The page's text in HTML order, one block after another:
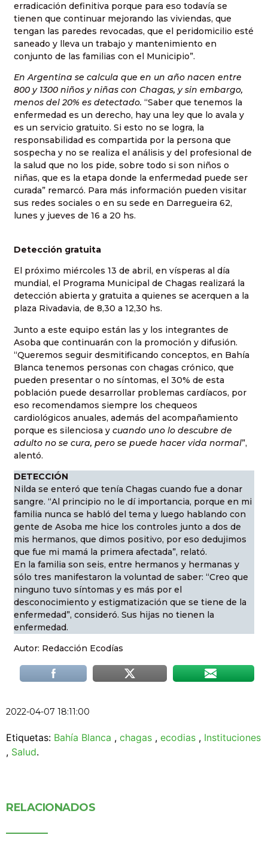
erradicación definitiva porque para eso todavía se
tienen que continuar mejorando las viviendas, que
tengan las paredes revocadas, que el peridomicilio esté
saneado y lleva un trabajo y mantenimiento en
conjunto de las familias con el Municipio”.
En Argentina se calcula que en un año nacen entre
800 y 1300 niños y niñas con Chagas, y sin embargo,
menos del 20% es detectado. “Saber que tenemos la
enfermedad es un derecho, hay una ley que lo avala y
es un servicio gratuito. Si esto no se logra, la
responsabilidad es compartida por la persona que
sospecha y no se realiza el análisis y del profesional de
la salud que no los pide, sobre todo si son niños o
niñas, que es la etapa donde la enfermedad puede ser
curada” remarcó. Para más información pueden visitar
sus redes sociales o en su sede en Darregueira 62,
lunes y jueves de 16 a 20 hs.
Detección gratuita
El próximo miércoles 13 de abril, en vísperas al día
mundial, el Programa Municipal de Chagas realizará la
detección abierta y gratuita a quienes se acerquen a la
plaza Rivadavia, de 8,30 a 12,30 hs.
Junto a este equipo están las y los integrantes de
Asoba que continuarán con la promoción y difusión.
“Queremos seguir desmitificando conceptos, en Bahía
Blanca tenemos personas con chagas crónico, que
pueden presentar o no síntomas, el 30% de esta
población puede desarrollar problemas cardíacos, por
eso recomendamos siempre los chequeos
cardiológicos anuales, además del acompañamiento
porque es silenciosa y cuando uno lo descubre de
adulto no se cura, pero se puede hacer vida normal”,
alentó.
DETECCIÓN
Nilda se enteró que tenía Chagas cuando fue a donar
sangre. “Al principio no le dí importancia, porque en mi
familia nunca se habló del tema y luego hablando con
gente de Asoba me hice los controles junto a dos de
mis hermanos, que dimos positivo, por eso dedujimos
que fue mi mamá la primera afectada”, relató.
En la familia son seis, entre hermanos y hermanas y
sólo tres manifestaron la voluntad de saber: “Creo que
ninguno tuvo síntomas y es más por el
desconocimiento y estigmatización que se tiene de la
enfermedad”, consideró. Sus hijas no tienen la
enfermedad.
Autor: Redacción Ecodías
2022-04-07 18:11:00
Etiquetas: Bahía Blanca , chagas , ecodias , Instituciones
, Salud.
RELACIONADOS